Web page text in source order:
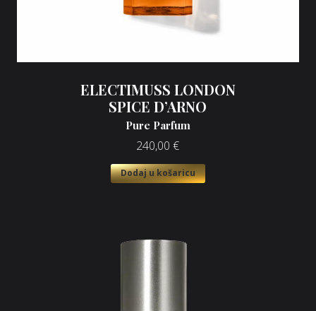
ELECTIMUSS LONDON
SPICE D’ARNO
Pure Parfum
240,00 €
Dodaj u košaricu